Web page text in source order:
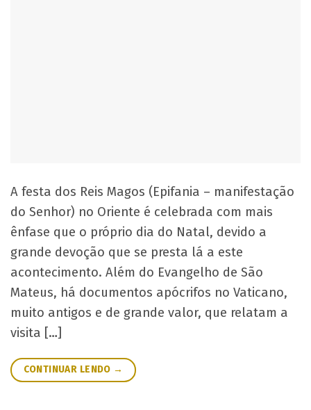
A festa dos Reis Magos (Epifania – manifestação
do Senhor) no Oriente é celebrada com mais
ênfase que o próprio dia do Natal, devido a
grande devoção que se presta lá a este
acontecimento. Além do Evangelho de São
Mateus, há documentos apócrifos no Vaticano,
muito antigos e de grande valor, que relatam a
visita […]
CONTINUAR LENDO →